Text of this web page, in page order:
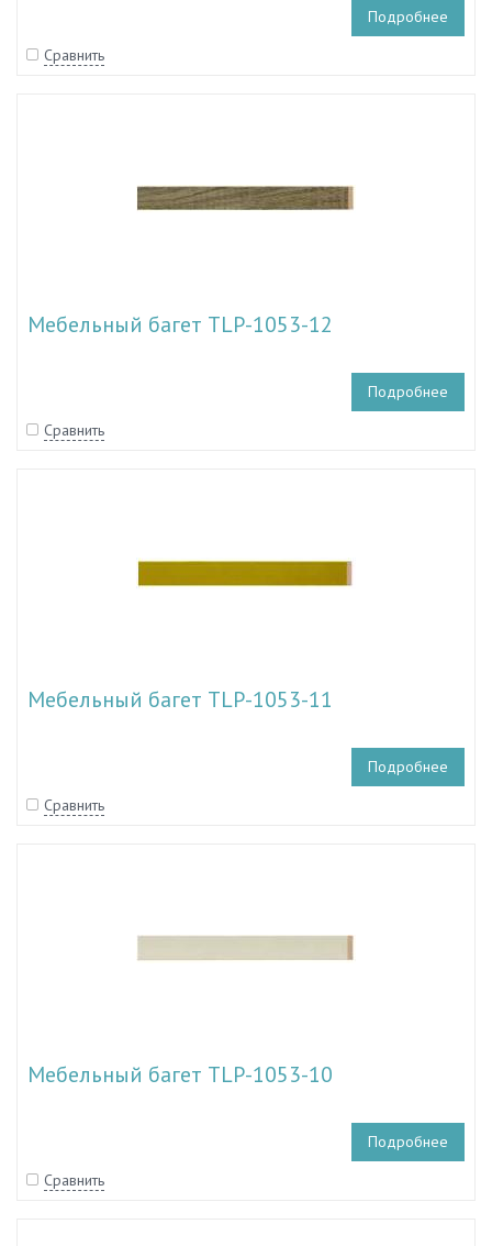
Подробнее
Сравнить
Мебельный багет TLP-1053-12
Подробнее
Сравнить
Мебельный багет TLP-1053-11
Подробнее
Сравнить
Мебельный багет TLP-1053-10
Подробнее
Сравнить